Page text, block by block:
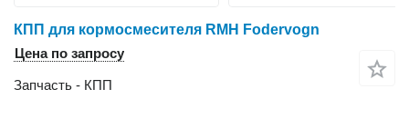
КПП для кормосмесителя RMH Fodervogn
Цена по запросу
Запчасть - КПП